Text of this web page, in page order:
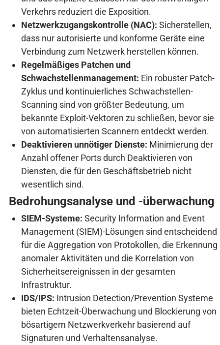
Verkehrs reduziert die Exposition.
Netzwerkzugangskontrolle (NAC): Sicherstellen,
dass nur autorisierte und konforme Geräte eine
Verbindung zum Netzwerk herstellen können.
Regelmäßiges Patchen und
Schwachstellenmanagement: Ein robuster Patch-
Zyklus und kontinuierliches Schwachstellen-
Scanning sind von größter Bedeutung, um
bekannte Exploit-Vektoren zu schließen, bevor sie
von automatisierten Scannern entdeckt werden.
Deaktivieren unnötiger Dienste: Minimierung der
Anzahl offener Ports durch Deaktivieren von
Diensten, die für den Geschäftsbetrieb nicht
wesentlich sind.
Bedrohungsanalyse und -überwachung
SIEM-Systeme: Security Information and Event
Management (SIEM)-Lösungen sind entscheidend
für die Aggregation von Protokollen, die Erkennung
anomaler Aktivitäten und die Korrelation von
Sicherheitsereignissen in der gesamten
Infrastruktur.
IDS/IPS: Intrusion Detection/Prevention Systeme
bieten Echtzeit-Überwachung und Blockierung von
bösartigem Netzwerkverkehr basierend auf
Signaturen und Verhaltensanalyse.